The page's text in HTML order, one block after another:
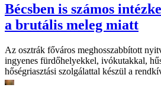
Bécsben is számos
a brutális meleg miatt
Az osztrák főváros meghosszabbított
ingyenes fürdőhelyekkel, ivókutakkal,
hőségriasztási szolgálattal készül a